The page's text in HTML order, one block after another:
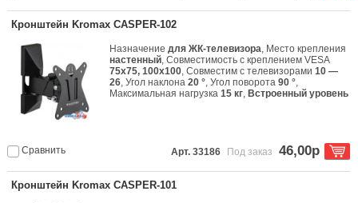
Кронштейн Kromax CASPER-102
Назначениедля ЖК-телевизора, Место крепления
настенный, Совместимость с креплением VESA
75x75, 100x100, Совместим с телевизорами10 —
26, Угол наклона20 °, Угол поворота90 °,
Максимальная нагрузка15 кг, Встроенный уровень
Сравнить Арт. 33186 Под заказ 46,00р
Кронштейн Kromax CASPER-101